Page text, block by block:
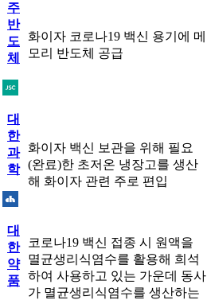
주
반
도
체
화이자 코로나19 백신 용기에 메
모리 반도체 공급
대
한
과
학
화이자 백신 보관을 위해 필요
(완료)한 초저온 냉장고를 생산
해 화이자 관련 주로 편입
대
한
약
품
코로나19 백신 접종 시 원액을
멸균생리식염수를 활용해 희석
하여 사용하고 있는 가운데 동사
가 멸균생리식염수를 생산하는